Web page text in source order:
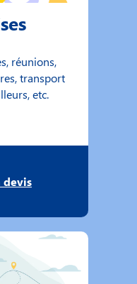
réunions,
transport
etc.
devis